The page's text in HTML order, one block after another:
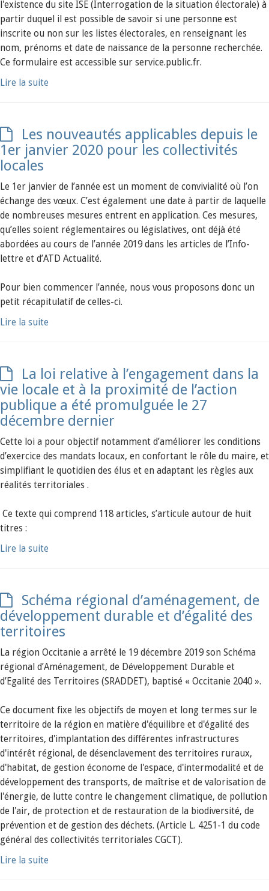
l'existence du site ISE (Interrogation de la situation électorale) à
partir duquel il est possible de savoir si une personne est
inscrite ou non sur les listes électorales, en renseignant les
nom, prénoms et date de naissance de la personne recherchée.
Ce formulaire est accessible sur service.public.fr.
Lire la suite
Les nouveautés applicables depuis le
1er janvier 2020 pour les collectivités
locales
Le 1er janvier de l’année est un moment de convivialité où l’on
échange des vœux. C’est également une date à partir de laquelle
de nombreuses mesures entrent en application. Ces mesures,
qu’elles soient réglementaires ou législatives, ont déjà été
abordées au cours de l’année 2019 dans les articles de l’Info-
lettre et d’ATD Actualité.
Pour bien commencer l’année, nous vous proposons donc un
petit récapitulatif de celles-ci.
Lire la suite
La loi relative à l’engagement dans la
vie locale et à la proximité de l’action
publique a été promulguée le 27
décembre dernier
Cette loi a pour objectif notamment d’améliorer les conditions
d’exercice des mandats locaux, en confortant le rôle du maire, et
simplifiant le quotidien des élus et en adaptant les règles aux
réalités territoriales .
Ce texte qui comprend 118 articles, s’articule autour de huit
titres :
Lire la suite
Schéma régional d’aménagement, de
développement durable et d’égalité des
territoires
La région Occitanie a arrêté le 19 décembre 2019 son Schéma
régional d’Aménagement, de Développement Durable et
d’Egalité des Territoires (SRADDET), baptisé « Occitanie 2040 ».
Ce document fixe les objectifs de moyen et long termes sur le
territoire de la région en matière d'équilibre et d'égalité des
territoires, d'implantation des différentes infrastructures
d'intérêt régional, de désenclavement des territoires ruraux,
d'habitat, de gestion économe de l'espace, d'intermodalité et de
développement des transports, de maîtrise et de valorisation de
l'énergie, de lutte contre le changement climatique, de pollution
de l'air, de protection et de restauration de la biodiversité, de
prévention et de gestion des déchets. (Article L. 4251-1 du code
général des collectivités territoriales CGCT).
Lire la suite